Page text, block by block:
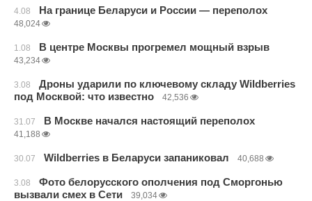
4.08 На границе Беларуси и России — переполох
48,024
1.08 В центре Москвы прогремел мощный взрыв
43,234
3.08
Дроны ударили по ключевому складу Wildberries
под Москвой: что известно
42,536
31.07 В Москве начался настоящий переполох
41,188
30.07 Wildberries в Беларуси запаниковал 40,688
3.08
Фото белорусского ополчения под Сморгонью
вызвали смех в Сети
39,034